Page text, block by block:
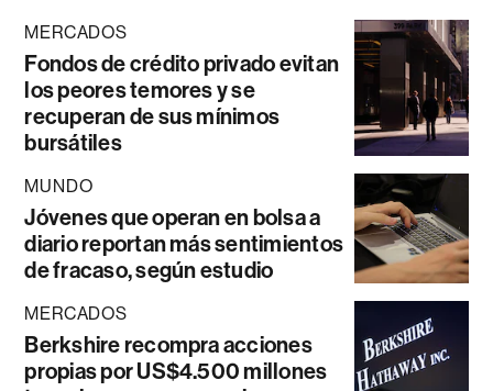
MERCADOS
Fondos de crédito privado evitan
los peores temores y se
recuperan de sus mínimos
bursátiles
MUNDO
Jóvenes que operan en bolsa a
diario reportan más sentimientos
de fracaso, según estudio
MERCADOS
Berkshire recompra acciones
propias por US$4.500 millones